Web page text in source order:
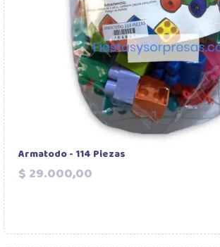
Armatodo - 114 Piezas
$ 29.000,00